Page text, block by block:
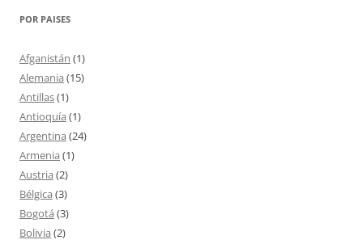
POR PAISES
Afganistán (1)
Alemania (15)
Antillas(1)
Antioquía (1)
Argentina (24)
Armenia (1)
Austria (2)
Bélgica (3)
Bogotá (3)
Bolivia (2)